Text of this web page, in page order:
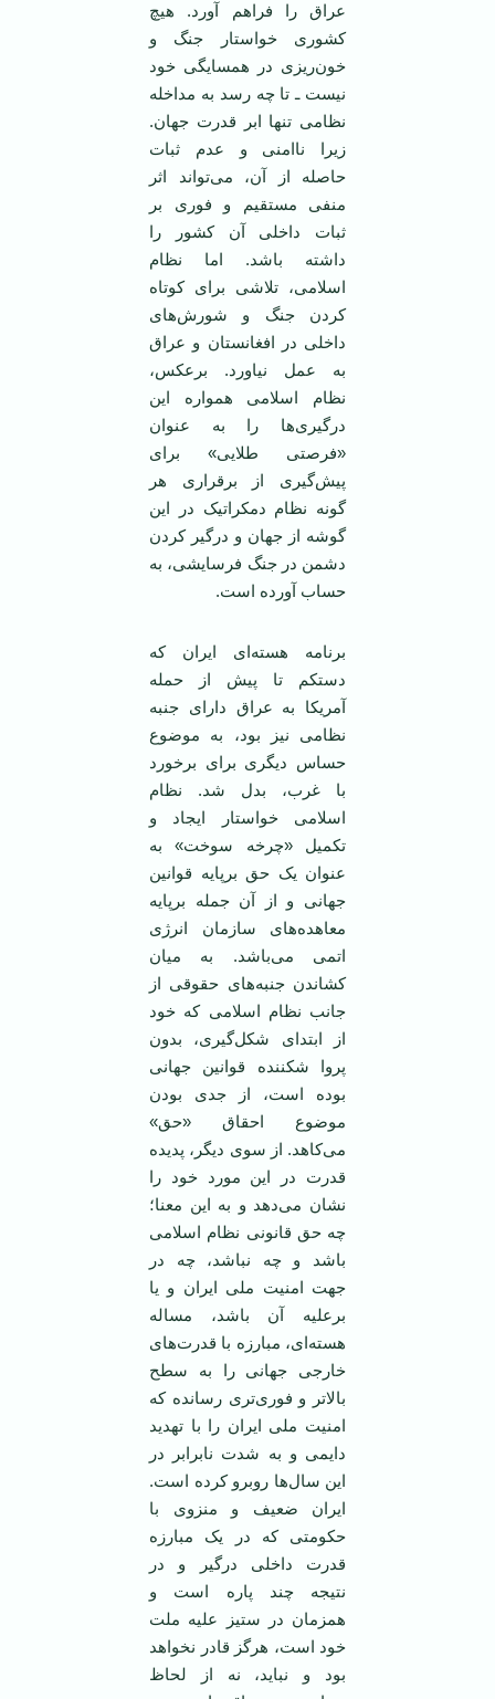
عراق را فراهم آورد. هیچ
کشوری خواستار جنگ و
خون‌ریزی در همسایگی خود
نیست ـ تا چه رسد به مداخله
نظامی تنها ابر قدرت جهان.
زیرا نا‌امنی و عدم ثبات
حاصله از آن، می‌تواند اثر
منفی مستقیم و فوری بر
ثبات داخلی آن کشور را
داشته باشد. اما نظام
اسلامی، تلاشی برای کوتاه
کردن جنگ و شورش‌های
داخلی در افغانستان و عراق
به عمل نیاورد. برعکس،
نظام اسلامی همواره این
درگیری‌ها را به عنوان
«فرصتی طلایی» برای
پیش‌گیری از برقراری هر
گونه نظام دمکراتیک در این
گوشه از جهان و درگیر کردن
دشمن در جنگ فرسایشی، به
حساب آورده است.
برنامه هسته‌ای ایران که
دستکم تا پیش از حمله
آمریکا به عراق دارای جنبه
نظامی نیز بود، به موضوع
حساس دیگری برای برخورد
با غرب، بدل شد. نظام
اسلامی خواستار ایجاد و
تکمیل «چرخه سوخت» به
عنوان یک حق برپایه قوانین
جهانی و از آن جمله برپایه
معاهده‌های سازمان انرژی
اتمی می‌باشد. به میان
کشاندن جنبه‌های حقوقی از
جانب نظام اسلامی که خود
از ابتدای شکل‌گیری، بدون
پروا شکننده قوانین جهانی
بوده است، از جدی بودن
موضوع احقاق «حق»
می‌کاهد. از سوی دیگر، پدیده
قدرت در این مورد خود را
نشان می‌دهد و به این معنا؛
چه حق قانونی نظام اسلامی
باشد و چه نباشد، چه در
جهت امنیت ملی ایران و یا
برعلیه آن باشد، مساله
هسته‌ای، مبارزه با قدرت‌های
خارجی جهانی را به سطح
بالا‌تر و فوری‌تری رسانده که
امنیت ملی ایران را با تهدید
دایمی و به شدت نابرابر در
این سال‌ها روبرو کرده است.
ایران ضعیف و منزوی با
حکومتی که در یک مبارزه
قدرت داخلی درگیر و در
نتیجه چند پاره است و
همزمان در ستیز علیه ملت
خود است، هرگز قادر نخواهد
بود و نباید، نه از لحاظ